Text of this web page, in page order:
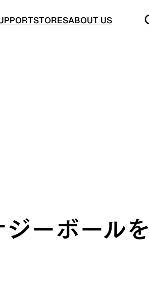
STORESABOUT US
ーボールを